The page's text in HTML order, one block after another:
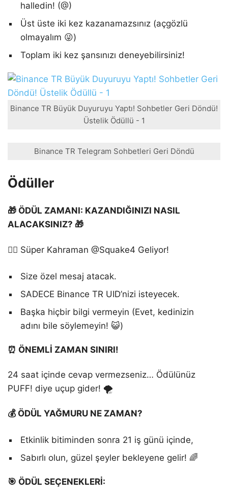
halledin! (@)
Üst üste iki kez kazanamazsınız (açgözlü
olmayalım 😜)
Toplam iki kez şansınızı deneyebilirsiniz!
Binance TR Büyük Duyuruyu Yaptı! Sohbetler Geri Döndü!
Üstelik Ödüllü - 1
Binance TR Telegram Sohbetleri Geri Döndü
Ödüller
🎁 ÖDÜL ZAMANI: KAZANDIĞINIZI NASIL
ALACAKSINIZ? 🎁
🦸‍♂️ Süper Kahraman @Squake4 Geliyor!
Size özel mesaj atacak.
SADECE Binance TR UID’nizi isteyecek.
Başka hiçbir bilgi vermeyin (Evet, kedinizin
adını bile söylemeyin! 😺)
⏰ ÖNEMLİ ZAMAN SINIRI!
24 saat içinde cevap vermezseniz… Ödülünüz
PUFF! diye uçup gider! 🌪️
💰 ÖDÜL YAĞMURU NE ZAMAN?
Etkinlik bitiminden sonra 21 iş günü içinde,
Sabırlı olun, güzel şeyler bekleyene gelir! 🌈
🎯 ÖDÜL SEÇENEKLERİ: